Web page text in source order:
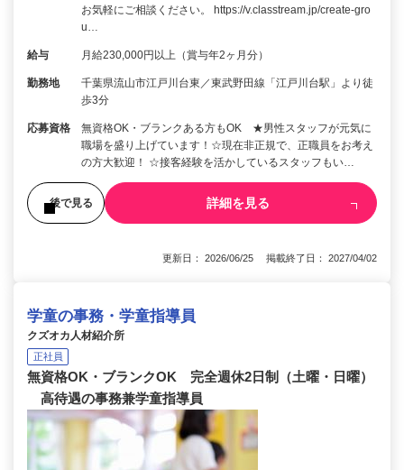
お気軽にご相談ください。 https://v.classtream.jp/create-gro
u…
給与 月給230,000円以上（賞与年2ヶ月分）
勤務地
千葉県流山市江戸川台東／東武野田線「江戸川台駅」より徒
歩3分
応募資格
無資格OK・ブランクある方もOK ★男性スタッフが元気に
職場を盛り上げています！☆現在非正規で、正職員をお考え
の方大歓迎！ ☆接客経験を活かしているスタッフもい…
後で見る 詳細を見る
更新日： 2026/06/25 掲載終了日： 2027/04/02
学童の事務・学童指導員
クズオカ人材紹介所
正社員
無資格OK・ブランクOK 完全週休2日制（土曜・日曜）
高待遇の事務兼学童指導員